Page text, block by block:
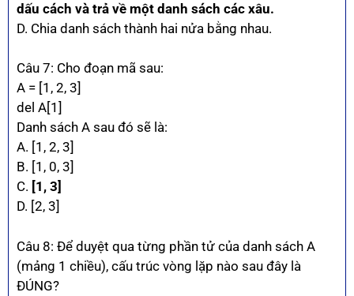
dấu cách và trả về một danh sách các xâu.
D. Chia danh sách thành hai nửa bằng nhau.
Câu 7: Cho đoạn mã sau:
A = [1, 2, 3]
del A[1]
Danh sách A sau đó sẽ là:
A. [1, 2, 3]
B. [1, 0, 3]
C. [1, 3]
D. [2, 3]
Câu 8: Để duyệt qua từng phần tử của danh sách A
(mảng 1 chiều), cấu trúc vòng lặp nào sau đây là
ĐÚNG?